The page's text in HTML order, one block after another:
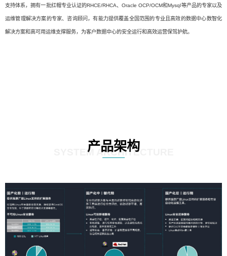
支持体系，拥有一批红帽专业认证的RHCE/RHCA、Oracle OCP/OCM和Mysql等产品的专家以及
运维管理解决方案的专家、咨询顾问，有能力提供覆盖全国范围的专业且高效的数据中心数智化
解决方案和高可用运维支撑服务，为客户数据中心的安全运行和高效运营保驾护航。
产品架构
SYSTEM ARCHITECTURE